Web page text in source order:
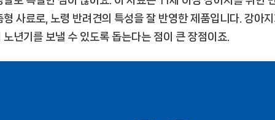
형 사료로, 노령 반려견의 특성을 잘 반영한 제품입니다. 강아
노년기를 보낼 수 있도록 돕는다는 점이 큰 장점이죠.